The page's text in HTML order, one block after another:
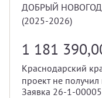
ДОБРЫЙ
(2025-2026)
1 181
Краснодарский
проект не
Заявка 26-1-